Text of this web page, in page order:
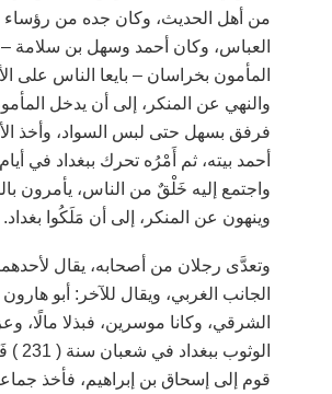
من أهل الحديث، وكان جده من رؤساء
العباس، وكان أحمد وسهل بن سلامة–
المأمون بخراسان– بايعا الناس على
والنهي عن المنكر، إلى أن يدخل
فرفق بسهل حتى لبس السواد، وأخذ
أحمد بيته، ثم أَمْرُه تحرك ببغداد في أيام
واجتمع إليه خَلْقٌ من الناس، يأمرون
وينهون عن المنكر، إلى أن مَلَكُوا بغداد.
وتعدَّى رجلان من أصحابه، يقال
الجانب الغربي، ويقال للآخر: أبو
الشرقي، وكانا موسرين، فبذلا مالًا،
الوثوب
قوم إلى إسحاق بن إبراهيم، فأخذ